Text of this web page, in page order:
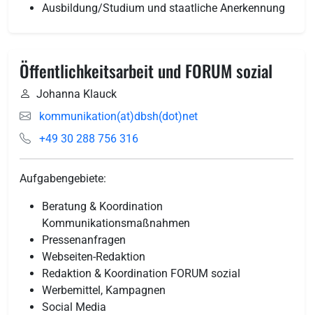
Ausbildung/Studium und staatliche Anerkennung
Öffentlichkeitsarbeit und FORUM sozial
Johanna Klauck
kommunikation(at)dbsh(dot)net
+49 30 288 756 316
Aufgabengebiete:
Beratung & Koordination
Kommunikationsmaßnahmen
Pressenanfragen
Webseiten-Redaktion
Redaktion & Koordination FORUM sozial
Werbemittel, Kampagnen
Social Media